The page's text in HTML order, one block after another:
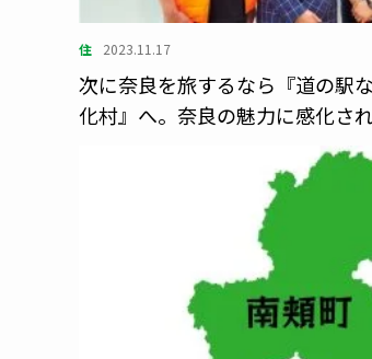
住 2023.11.17
次に奈良を旅するなら『道の駅
化村』へ。奈良の魅力に感化さ